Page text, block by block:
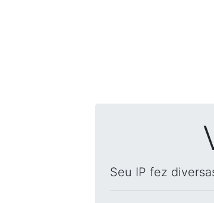
Seu IP fez